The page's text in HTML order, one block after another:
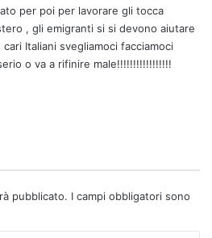
per poi per lavorare gli tocca
, gli emigranti si si devono aiutare
cari Italiani svegliamoci facciamoci
o va a rifinire male!!!!!!!!!!!!!!!!!
pubblicato. I campi obbligatori sono